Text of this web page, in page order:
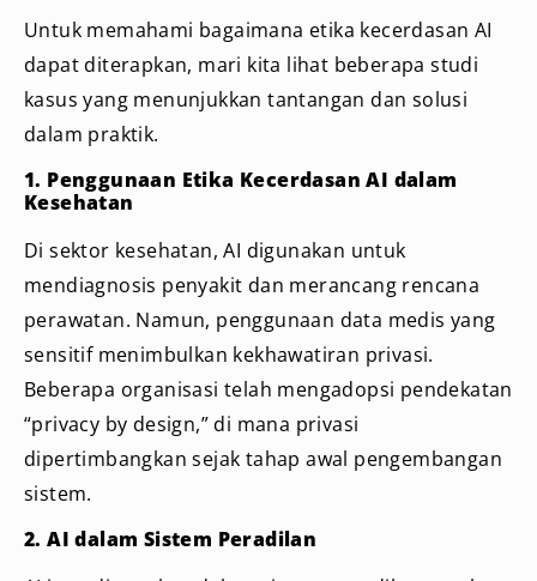
Untuk memahami bagaimana etika kecerdasan AI
dapat diterapkan, mari kita lihat beberapa studi
kasus yang menunjukkan tantangan dan solusi
dalam praktik.
1. Penggunaan Etika Kecerdasan AI dalam
Kesehatan
Di sektor kesehatan, AI digunakan untuk
mendiagnosis penyakit dan merancang rencana
perawatan. Namun, penggunaan data medis yang
sensitif menimbulkan kekhawatiran privasi.
Beberapa organisasi telah mengadopsi pendekatan
“privacy by design,” di mana privasi
dipertimbangkan sejak tahap awal pengembangan
sistem.
2. AI dalam Sistem Peradilan